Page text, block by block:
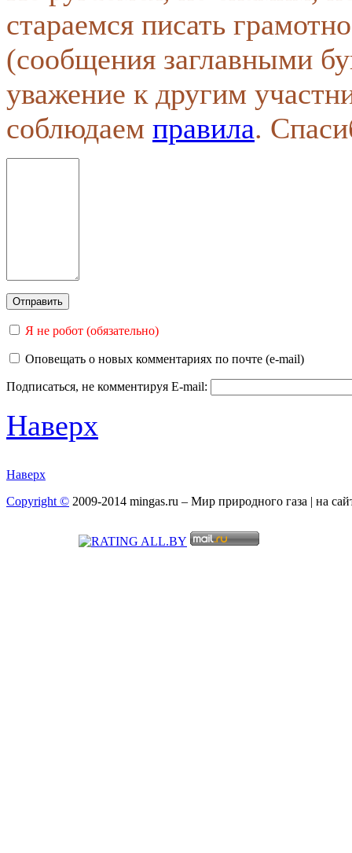
стараемся писать
(сообщения заглавными
уважение к другим
соблюдаем правила.
Я не робот (обязательно)
Оповещать о новых комментариях по почте (e-mail)
Подписаться, не комментируя E-mail:
Наверх
Наверх
Copyright © 2009-2014 mingas.ru – Мир природного газа | на